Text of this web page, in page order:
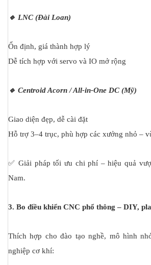
🔹 LNC (Đài Loan)
Ổn định, giá thành hợp lý
Dễ tích hợp với servo và IO mở rộng
🔹 Centroid Acorn / All-in-One DC (Mỹ)
Giao diện đẹp, dễ cài đặt
Hỗ trợ 3–4 trục, phù hợp các xưởng nhỏ –
✅ Giải pháp tối ưu chi phí – hiệu quả
Nam.
3. Bo điều khiển CNC phổ thông – DIY,
Thích hợp cho đào tạo nghề, mô hình
nghiệp cơ khí: